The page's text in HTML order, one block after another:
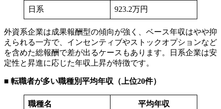
日系 923.2万円
外資系企業は成果報酬型の傾向が強く、ベース年収はやや抑
えられる一方で、インセンティブやストックオプションなど
を含めた総報酬で差が出るケースもあります。日系企業は安
定性と昇進に応じた年収上昇が特徴です。
■ 転職者が多い職種別平均年収（上位20件）
職種名 平均年収